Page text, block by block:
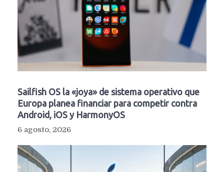
Sailfish OS la «joya» de sistema operativo que
Europa planea financiar para competir contra
Android, iOS y HarmonyOS
6 agosto, 2026